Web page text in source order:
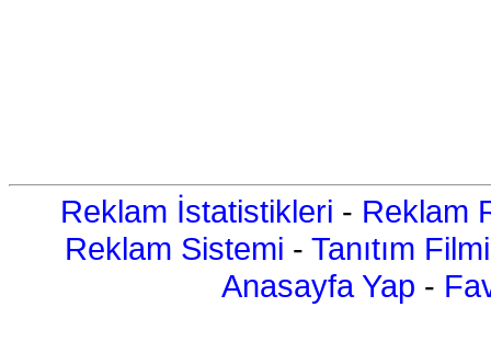
Reklam İstatistikleri - Reklam
Reklam Sistemi - Tanıtım Filmi
Anasayfa Yap -